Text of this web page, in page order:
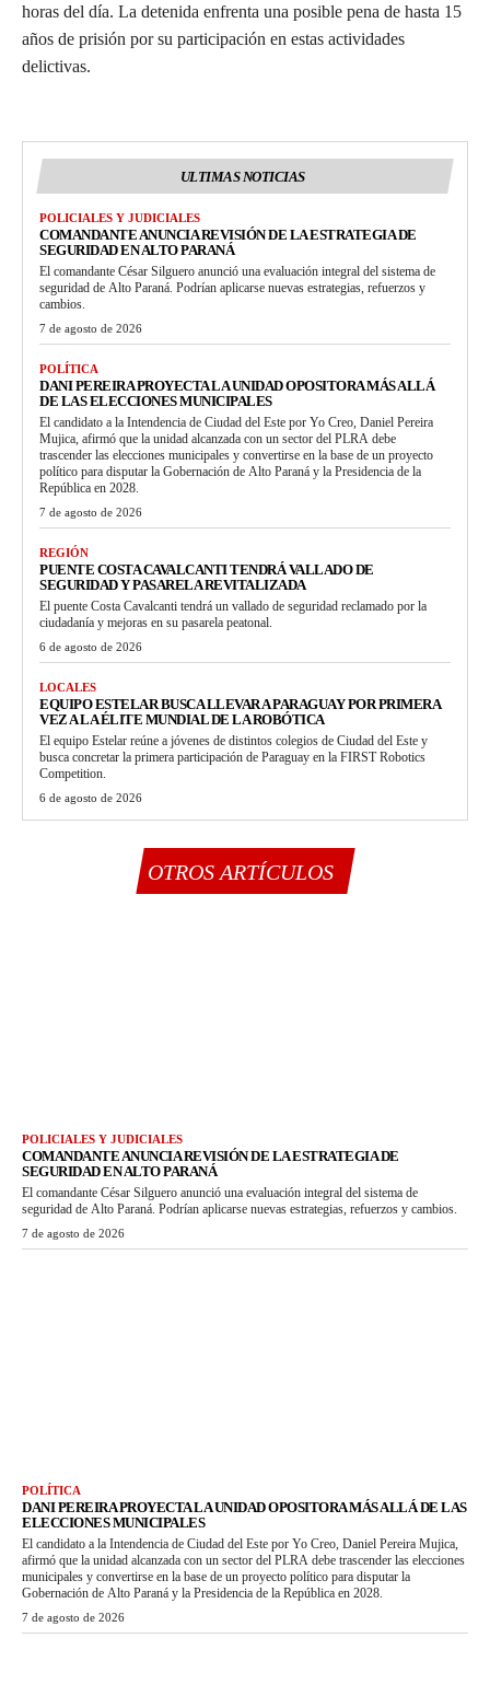
horas del día. La detenida enfrenta una posible pena de hasta 15
años de prisión por su participación en estas actividades
delictivas.
ULTIMAS NOTICIAS
POLICIALES Y JUDICIALES
COMANDANTE ANUNCIA REVISIÓN DE LA ESTRATEGIA DE
SEGURIDAD EN ALTO PARANÁ
El comandante César Silguero anunció una evaluación integral del sistema de
seguridad de Alto Paraná. Podrían aplicarse nuevas estrategias, refuerzos y
cambios.
7 de agosto de 2026
POLÍTICA
DANI PEREIRA PROYECTA LA UNIDAD OPOSITORA MÁS ALLÁ
DE LAS ELECCIONES MUNICIPALES
El candidato a la Intendencia de Ciudad del Este por Yo Creo, Daniel Pereira
Mujica, afirmó que la unidad alcanzada con un sector del PLRA debe
trascender las elecciones municipales y convertirse en la base de un proyecto
político para disputar la Gobernación de Alto Paraná y la Presidencia de la
República en 2028.
7 de agosto de 2026
REGIÓN
PUENTE COSTA CAVALCANTI TENDRÁ VALLADO DE
SEGURIDAD Y PASARELA REVITALIZADA
El puente Costa Cavalcanti tendrá un vallado de seguridad reclamado por la
ciudadanía y mejoras en su pasarela peatonal.
6 de agosto de 2026
LOCALES
EQUIPO ESTELAR BUSCA LLEVAR A PARAGUAY POR PRIMERA
VEZ A LA ÉLITE MUNDIAL DE LA ROBÓTICA
El equipo Estelar reúne a jóvenes de distintos colegios de Ciudad del Este y
busca concretar la primera participación de Paraguay en la FIRST Robotics
Competition.
6 de agosto de 2026
OTROS ARTÍCULOS
POLICIALES Y JUDICIALES
COMANDANTE ANUNCIA REVISIÓN DE LA ESTRATEGIA DE
SEGURIDAD EN ALTO PARANÁ
El comandante César Silguero anunció una evaluación integral del sistema de
seguridad de Alto Paraná. Podrían aplicarse nuevas estrategias, refuerzos y cambios.
7 de agosto de 2026
POLÍTICA
DANI PEREIRA PROYECTA LA UNIDAD OPOSITORA MÁS ALLÁ DE LAS
ELECCIONES MUNICIPALES
El candidato a la Intendencia de Ciudad del Este por Yo Creo, Daniel Pereira Mujica,
afirmó que la unidad alcanzada con un sector del PLRA debe trascender las elecciones
municipales y convertirse en la base de un proyecto político para disputar la
Gobernación de Alto Paraná y la Presidencia de la República en 2028.
7 de agosto de 2026